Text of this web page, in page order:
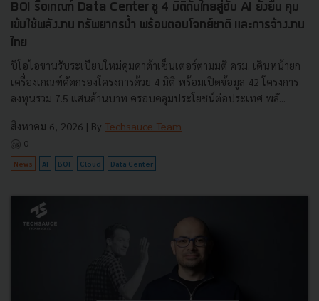
BOI รื้อเกณฑ์ Data Center ชู 4 มิติดันไทยสู่ฮับ AI ยั่งยืน คุม
เข้มใช้พลังงาน ทรัพยากรน้ำ พร้อมตอบโจทย์ชาติ และการจ้างงาน
ไทย
บีโอไอขานรับระเบียบใหม่คุมดาต้าเซ็นเตอร์ตามมติ ครม. เดินหน้ายก
เครื่องเกณฑ์คัดกรองโครงการด้วย 4 มิติ พร้อมเปิดข้อมูล 42 โครงการ
ลงทุนรวม 7.5 แสนล้านบาท ครอบคลุมประโยชน์ต่อประเทศ พลั...
สิงหาคม 6, 2026 | By Techsauce Team
0
News AI BOI Cloud Data Center